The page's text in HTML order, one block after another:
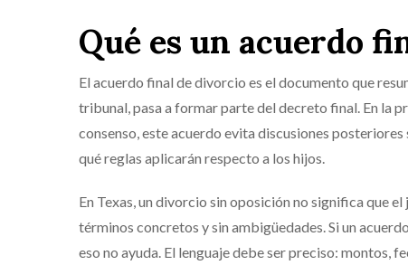
Qué es un acuerdo
El acuerdo final de divorcio es el documento que
tribunal, pasa a formar parte del decreto final. En la
consenso, este acuerdo evita discusiones
qué reglas aplicarán respecto a los hijos.
En Texas, un divorcio sin oposición no significa que
términos concretos y sin ambigüedades. Si un
eso no ayuda. El lenguaje debe ser preciso: montos,